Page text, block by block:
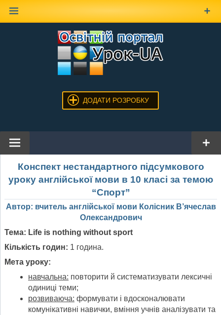
ДОДАТИ РОЗРОБКУ
Конспект нестандартного підсумкового
уроку англійської мови в 10 класі за темою
“Спорт”
Автор: вчитель англійської мови Колісник В’ячеслав
Олександрович
Тема: Life is nothing without sport
Кількість годин: 1 година.
Мета уроку:
навчальна: повторити й систематизувати лексичні
одиниці теми;
розвиваюча: формувати і вдосконалювати
комунікативні навички, вміння учнів аналізувати та